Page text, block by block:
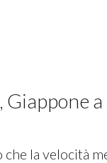
a
la velocità